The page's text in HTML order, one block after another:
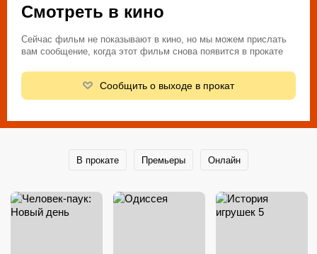
Смотреть в кино
Сейчас фильм не показывают в кино, но мы можем прислать
вам сообщение, когда этот фильм снова появится в прокате
Сообщить о выходе в прокат
В прокате Премьеры Онлайн